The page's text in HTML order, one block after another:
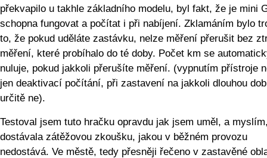
překvapilo u takhle základního modelu, byl fakt, že je mini
schopna fungovat a počítat i při nabíjení. Zklamáním bylo
to, že pokud uděláte zastávku, nelze měření přerušit bez
měření, které probíhalo do té doby. Počet km se
nuluje, pokud jakkoli přerušíte měření. (vypnutím přístroje
jen deaktivací počítání, při zastavení na jakkoli dlouhou
určitě ne).
Testoval jsem tuto hračku opravdu jak jsem uměl, a
dostávala zátěžovou zkoušku, jakou v běžném provozu
nedostává. Ve městě, tedy přesněji řečeno v zastavěné